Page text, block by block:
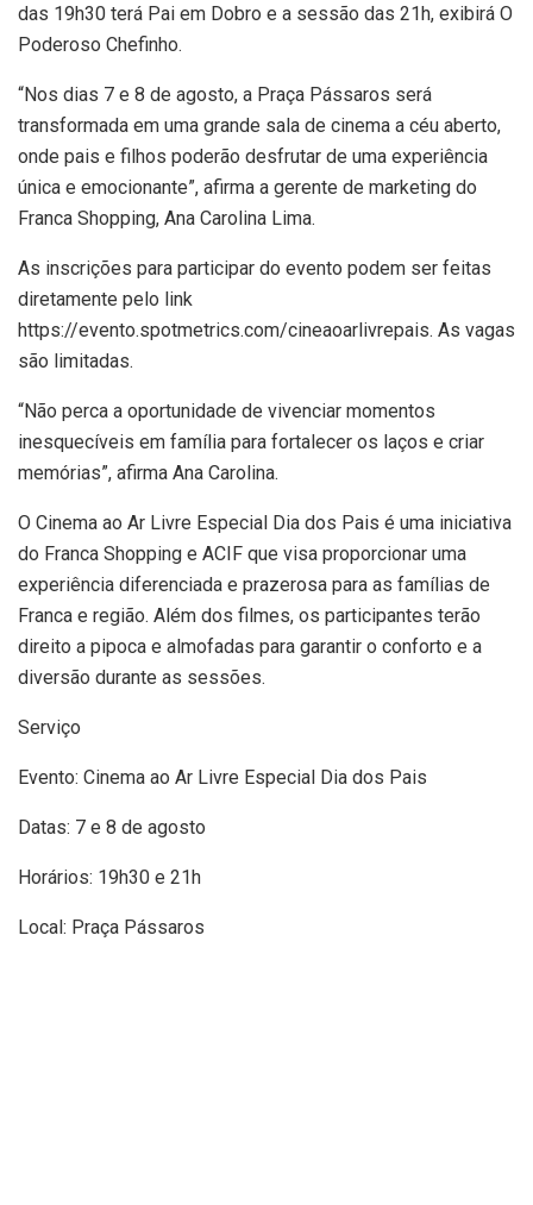
das 19h30 terá Pai em Dobro e a sessão das 21h, exibirá O
Poderoso Chefinho.
“Nos dias 7 e 8 de agosto, a Praça Pássaros será
transformada em uma grande sala de cinema a céu aberto,
onde pais e filhos poderão desfrutar de uma experiência
única e emocionante”, afirma a gerente de marketing do
Franca Shopping, Ana Carolina Lima.
As inscrições para participar do evento podem ser feitas
diretamente pelo link
https://evento.spotmetrics.com/cineaoarlivrepais. As vagas
são limitadas.
“Não perca a oportunidade de vivenciar momentos
inesquecíveis em família para fortalecer os laços e criar
memórias”, afirma Ana Carolina.
O Cinema ao Ar Livre Especial Dia dos Pais é uma iniciativa
do Franca Shopping e ACIF que visa proporcionar uma
experiência diferenciada e prazerosa para as famílias de
Franca e região. Além dos filmes, os participantes terão
direito a pipoca e almofadas para garantir o conforto e a
diversão durante as sessões.
Serviço
Evento: Cinema ao Ar Livre Especial Dia dos Pais
Datas: 7 e 8 de agosto
Horários: 19h30 e 21h
Local: Praça Pássaros